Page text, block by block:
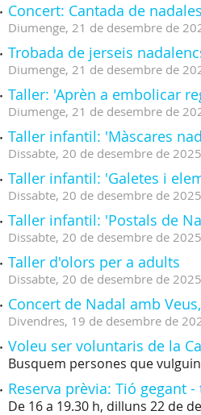
Concert: Cantada de
Diumenge, 21 de desembre de
Trobada de jerseis
Diumenge, 21 de desembre de
Taller: 'Aprèn a embolicar
Diumenge, 21 de desembre de
Taller infantil: 'Màscares
Dissabte, 20 de desembre de 2025
Taller infantil: 'Galetes i
Dissabte, 20 de desembre de 2025
Taller infantil: 'Postals de
Dissabte, 20 de desembre de 2025
Taller d'olors per a adults
Dissabte, 20 de desembre de 2025
Concert de Nadal amb
Divendres, 19 de desembre de
Voleu ser voluntaris de la
Busquem persones que
Reserva prèvia: Tió gegant
De 16 a 19.30 h, dilluns 22 de